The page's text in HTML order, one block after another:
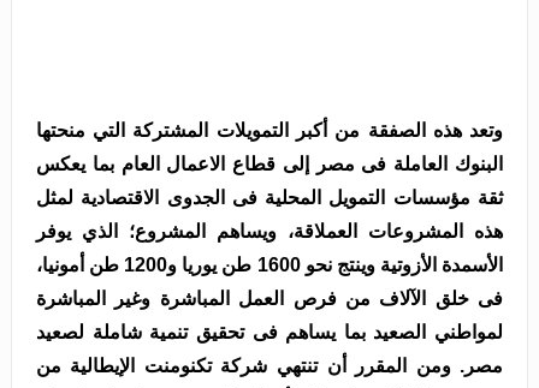
وتعد هذه الصفقة من أكبر التمويلات المشتركة التي منحتها
البنوك العاملة فى مصر إلى قطاع الاعمال العام بما يعكس
ثقة مؤسسات التمويل المحلية فى الجدوى الاقتصادية لمثل
هذه المشروعات العملاقة، ويساهم المشروع؛ الذي يوفر
الأسمدة الأزوتية وينتج نحو 1600 طن يوريا و1200 طن أمونيا،
فى خلق الآلاف من فرص العمل المباشرة وغير المباشرة
لمواطني الصعيد بما يساهم فى تحقيق تنمية شاملة لصعيد
مصر. ومن المقرر أن تنتهي شركة تكنومنت الإيطالية من